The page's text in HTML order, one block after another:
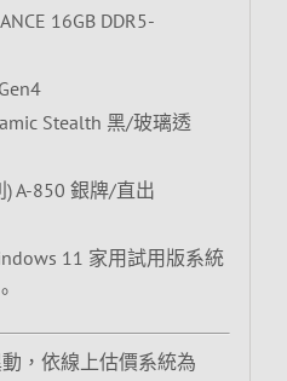
16GB DDR5-
Stealth 黑/玻璃透
A-850 銀牌/直出
11 家用試用版系統
，依線上估價系統為